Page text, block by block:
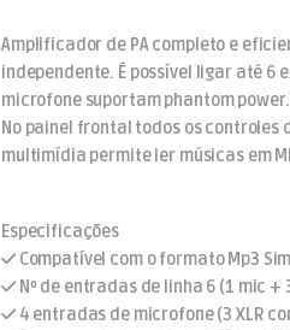
Amplificador de PA completo e
independente. É possível ligar até 6
microfone suportam phantom power.
No painel frontal todos os controles
multimídia permite ler músicas em
Especificações
Compatível com o formato Mp3
Nº de entradas de linha 6 (1 mic +
4 entradas de microfone (3 XLR